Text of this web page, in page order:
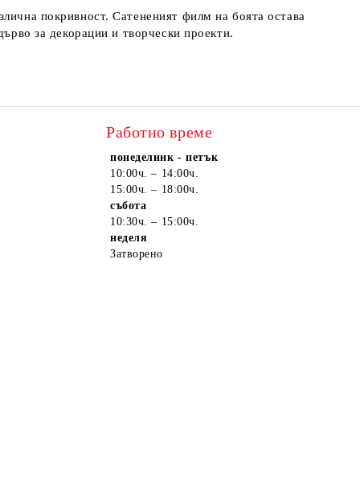
покривност. Сатененият филм на боята остава
за декорации и творчески проекти.
Работно време
понеделник - петък
10:00ч. – 14:00ч.
15:00ч. – 18:00ч.
събота
10:30ч. – 15:00ч.
неделя
Затворено